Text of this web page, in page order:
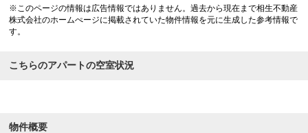
※このページの情報は広告情報ではありません。過去から現在まで相生不動産
株式会社のホームぺージに掲載されていた物件情報を元に生成した参考情報で
す。
こちらのアパートの空室状況
物件概要